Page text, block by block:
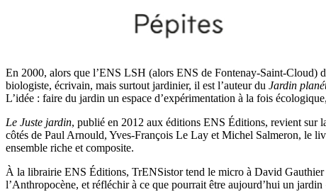
En 2000, alors que l’ENS LSH (alors ENS de Fontenay-Saint-Cloud)
biologiste, écrivain, mais surtout jardinier, il est l’auteur du Jardin
L’idée : faire du jardin un espace d’expérimentation à la fois
Le Juste jardin, publié en 2012 aux éditions ENS Éditions, revient sur
côtés de Paul Arnould, Yves-François Le Lay et Michel Salmeron, le
ensemble riche et composite.
À la librairie ENS Éditions, TrENSistor tend le micro à David Gauthier
l’Anthropocène, et réfléchir à ce que pourrait être aujourd’hui un jardin